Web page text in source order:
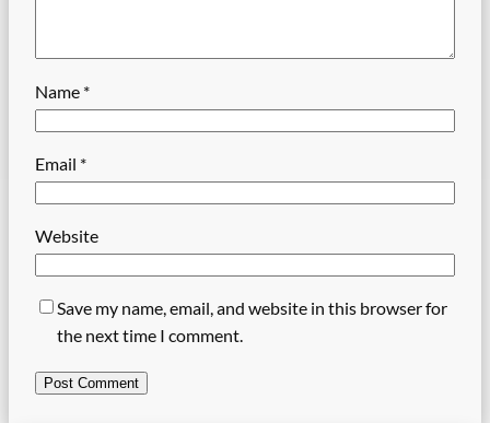
Name *
Email *
Website
Save my name, email, and website in this browser for
the next time I comment.